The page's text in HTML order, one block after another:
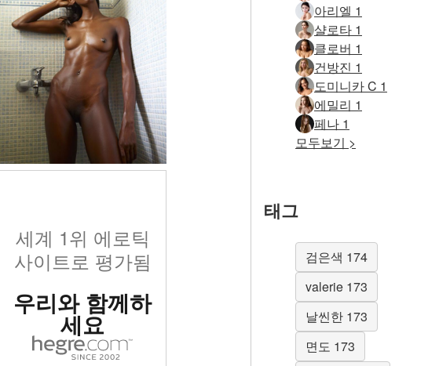
세계 1위 에로틱
사이트로 평가됨
우리와 함께하
세요
아리엘 1
샬로타 1
클로버 1
건방진 1
도미니카 C 1
에밀리 1
페나 1
모두보기 >
태그
검은색 174
valerie 173
날씬한 173
면도 173